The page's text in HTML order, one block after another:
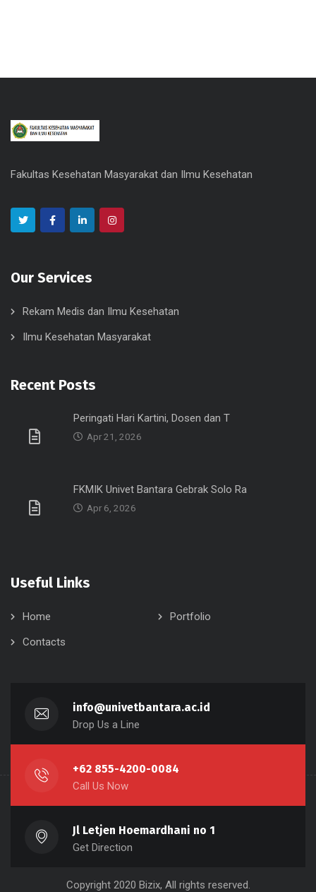
Fakultas Kesehatan Masyarakat dan Ilmu Kesehatan
Our Services
Rekam Medis dan Ilmu Kesehatan
Ilmu Kesehatan Masyarakat
Recent Posts
Peringati Hari Kartini, Dosen dan T
Apr 21, 2026
FKMIK Univet Bantara Gebrak Solo Ra
Apr 6, 2026
Useful Links
Home
Portfolio
Contacts
info@univetbantara.ac.id
Drop Us a Line
+62 855-4200-0084
Call Us Now
Jl Letjen Hoemardhani no 1
Get Direction
Copyright 2020 Bizix, All rights reserved.